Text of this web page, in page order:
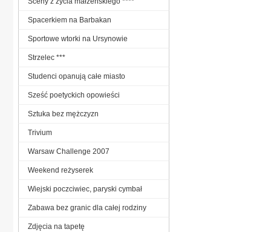
Spacerkiem na Barbakan
Sportowe wtorki na Ursynowie
Strzelec ***
Studenci opanują całe miasto
Sześć poetyckich opowieści
Sztuka bez mężczyzn
Trivium
Warsaw Challenge 2007
Weekend reżyserek
Wiejski poczciwiec, paryski cymbał
Zabawa bez granic dla całej rodziny
Zdjęcia na tapetę